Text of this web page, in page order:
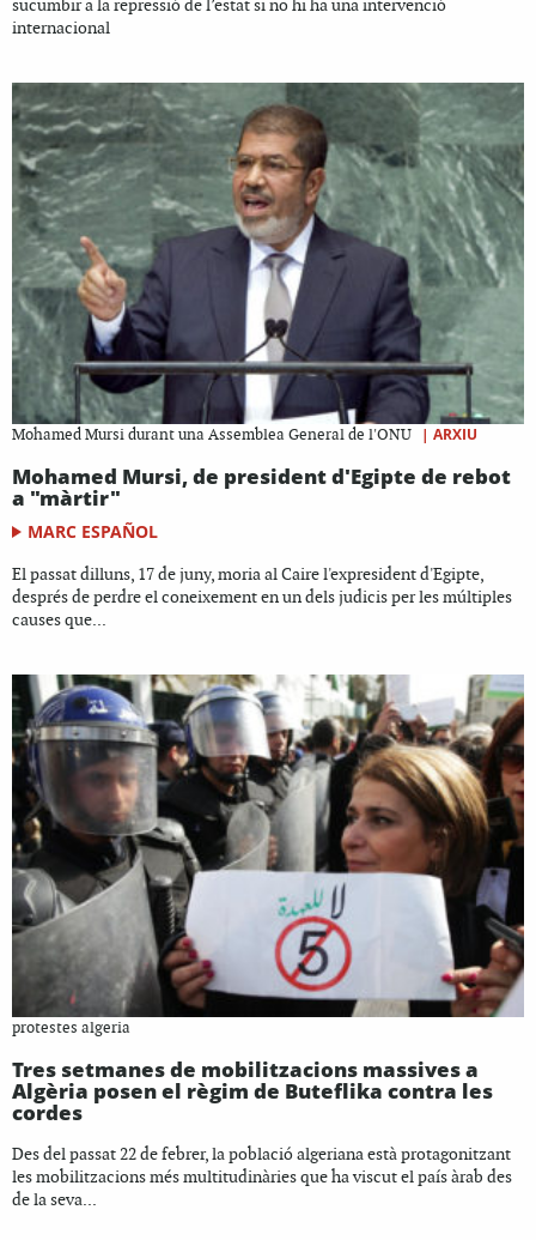
sucumbir a la repressió de l’estat si no hi ha una intervenció
internacional
Mohamed Mursi durant una Assemblea General de l'ONU | ARXIU
Mohamed Mursi, de president d'Egipte de rebot
a "màrtir"
MARC ESPAÑOL
El passat dilluns, 17 de juny, moria al Caire l'expresident d'Egipte,
després de perdre el coneixement en un dels judicis per les múltiples
causes que...
protestes algeria
Tres setmanes de mobilitzacions massives a
Algèria posen el règim de Buteflika contra les
cordes
Des del passat 22 de febrer, la població algeriana està protagonitzant
les mobilitzacions més multitudinàries que ha viscut el país àrab des
de la seva...